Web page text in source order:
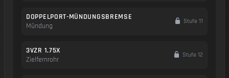
DOPPELPORT-MÜNDUNGSBREMSE
Mündung
Stufe 11
3VZR 1.75X
Zielfernrohr
Stufe 12